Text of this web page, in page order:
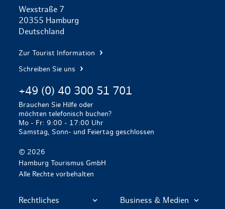
Wexstraße 7
20355 Hamburg
Deutschland
Zur Tourist Information
Schreiben Sie uns
+49 (0) 40 300 51 701
Brauchen Sie Hilfe oder
möchten telefonisch buchen?
Mo - Fr: 9:00 - 17:00 Uhr
Samstag, Sonn- und Feiertag geschlossen
© 2026
Hamburg Tourismus GmbH
Alle Rechte vorbehalten
Rechtliches Business & Medien